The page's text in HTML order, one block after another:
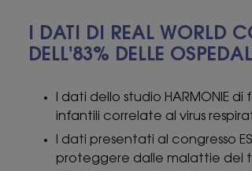
I DATI DI REAL WORLD
DELL'83% DELLE
I dati dello studio HARMONIE
infantili correlate al virus
I dati presentati al congresso
proteggere dalle malattie del